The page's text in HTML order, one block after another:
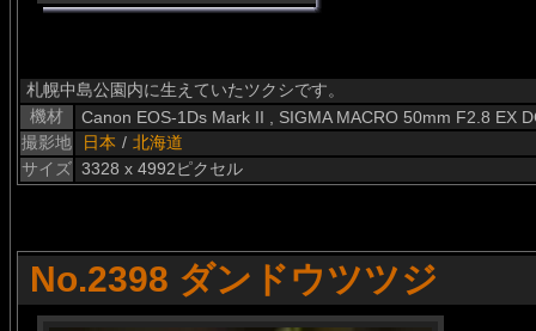
札幌中島公園内に生えていたツクシです。
機材
Canon EOS-1Ds Mark II , SIGMA MACRO 50mm F2.8 EX
撮影地
日本 / 北海道
サイズ 3328 x 4992ピクセル
No.2398 ダンドウツツジ